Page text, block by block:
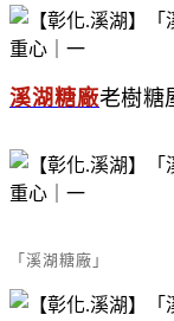
溪湖糖廠老樹糖
「溪湖糖廠」